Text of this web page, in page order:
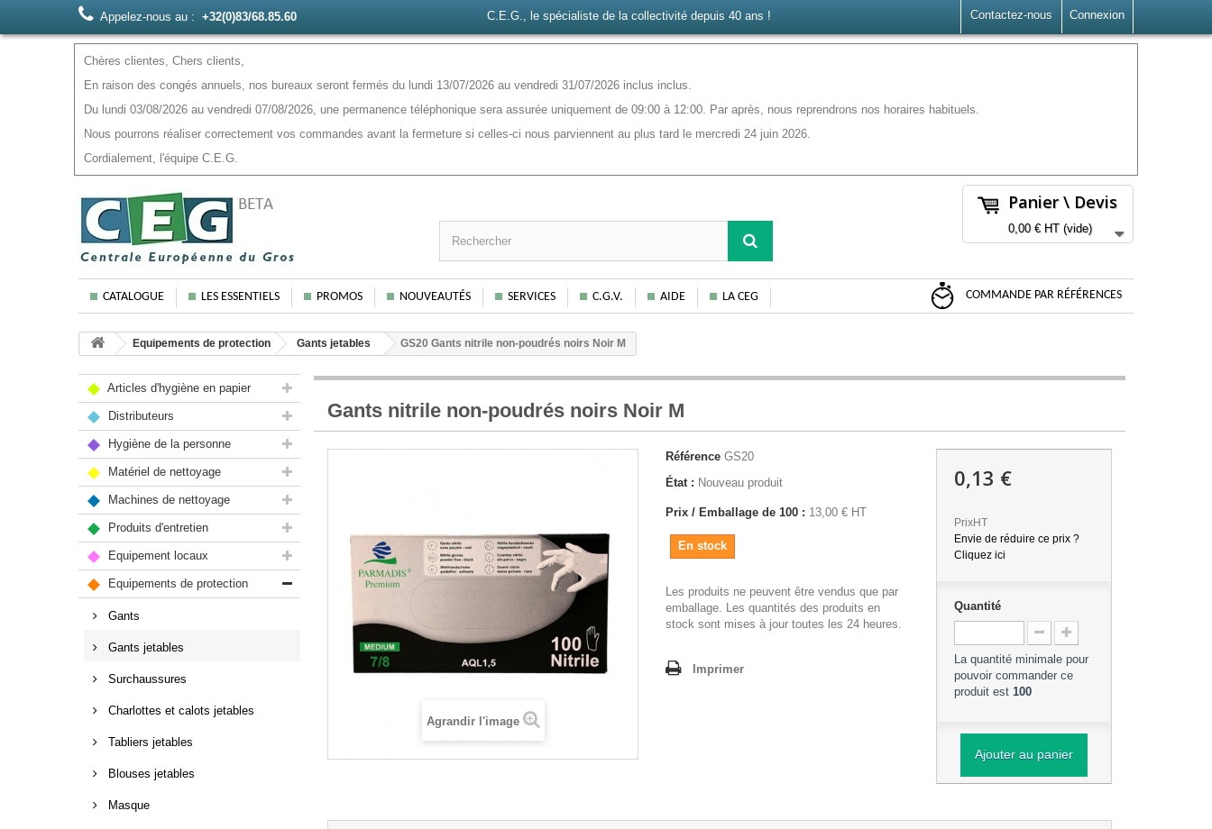
Connexion
Contactez-nous
Appelez-nous au : +32(0)83/68.85.60 C.E.G., le spécialiste de la collectivité depuis 40 ans !
Chères clientes, Chers clients,
En raison des congés annuels, nos bureaux seront fermés du lundi 13/07/2026 au vendredi 31/07/2026 inclus inclus.
Du lundi 03/08/2026 au vendredi 07/08/2026, une permanence téléphonique sera assurée uniquement de 09:00 à 12:00. Par après, nous reprendrons nos horaires habituels.
Nous pourrons réaliser correctement vos commandes avant la fermeture si celles-ci nous parviennent au plus tard le mercredi 24 juin 2026.
Cordialement, l'équipe C.E.G.
Panier \ Devis
0,00 €HT (vide)
CATALOGUE LES ESSENTIELS PROMOS NOUVEAUTÉS SERVICES C.G.V. AIDE LA CEG COMMANDE PAR RÉFÉRENCES
Equipements de protection Gants jetables GS20 Gants nitrile non-poudrés noirs Noir M
Articles d'hygiène en papier
Distributeurs
Hygiène de la personne
Matériel de nettoyage
Machines de nettoyage
Produits d'entretien
Equipement locaux
Equipements de protection
Gants
Gants jetables
Surchaussures
Charlottes et calots jetables
Tabliers jetables
Blouses jetables
Masque
Gants nitrile non-poudrés noirs Noir M
Agrandir l'image
Référence GS20
État : Nouveau produit
Prix / Emballage de 100 : 13,00 € HT
En stock
Les produits ne peuvent être vendus que par
emballage. Les quantités des produits en
stock sont mises à jour toutes les 24 heures.
Imprimer
0,13 €
PrixHT
Envie de réduire ce prix ?
Cliquez ici
Quantité
La quantité minimale pour
pouvoir commander ce
produit est 100
Ajouter au panier